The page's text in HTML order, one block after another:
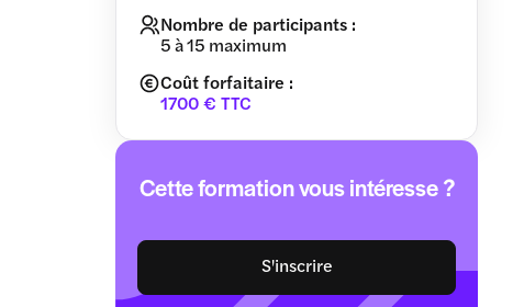
Nombre de participants :
5 à 15 maximum
Coût forfaitaire :
1700 € TTC
Cette formation vous intéresse ?
S'inscrire